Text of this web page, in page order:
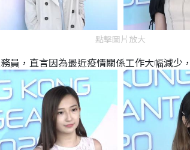
點擊圖片放大
員，直言因為最近疫情關係工作大幅減少